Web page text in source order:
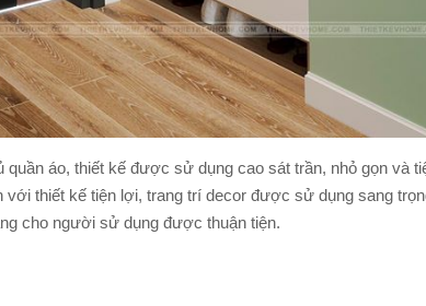
áo, thiết kế được sử dụng cao sát trần, nhỏ gọn và
thiết kế tiện lợi, trang trí decor được sử dụng sang
cho người sử dụng được thuận tiện.